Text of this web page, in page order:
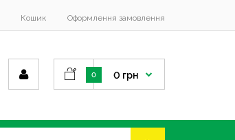
Кошик Оформлення замовлення
0 0 грн